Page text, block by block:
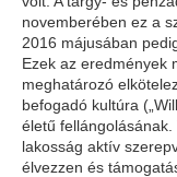
novemberében ez a
2016 májusában
Ezek az eredmények
meghatározó
befogadó kultúra
életű
lakosság aktív
élvezzen és